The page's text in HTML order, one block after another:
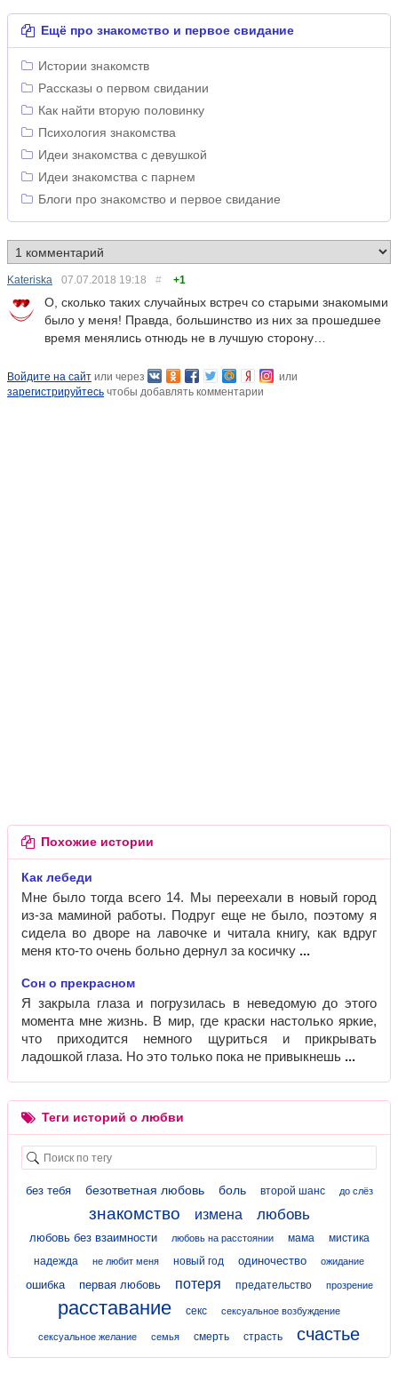
Ещё про знакомство и первое свидание
Истории знакомств
Рассказы о первом свидании
Как найти вторую половинку
Психология знакомства
Идеи знакомства с девушкой
Идеи знакомства с парнем
Блоги про знакомство и первое свидание
Kateriska 07.07.2018 19:18 # +1
О, сколько таких случайных встреч со старыми знакомыми
было у меня! Правда, большинство из них за прошедшее
время менялись отнюдь не в лучшую сторону…
Войдите на сайт или через
или
зарегистрируйтесь чтобы добавлять комментарии
Похожие истории
Как лебеди
Мне было тогда всего 14. Мы переехали в новый город
из-за маминой работы. Подруг еще не было, поэтому я
сидела во дворе на лавочке и читала книгу, как вдруг
меня кто-то очень больно дернул за косичку
Сон о прекрасном
Я закрыла глаза и погрузилась в неведомую до этого
момента мне жизнь. В мир, где краски настолько яркие,
что приходится немного щуриться и прикрывать
ладошкой глаза. Но это только пока не привыкнешь
Теги историй о любви
без тебя безответная любовь боль второй шанс до слёз
знакомство измена любовь
любовь без взаимности любовь на расстоянии мама
мистика
надежда
не любит меня новый год одиночество ожидание
ошибка первая любовь потеря предательство прозрение
расставание секс сексуальное возбуждение
сексуальное желание семья смерть страсть счастье